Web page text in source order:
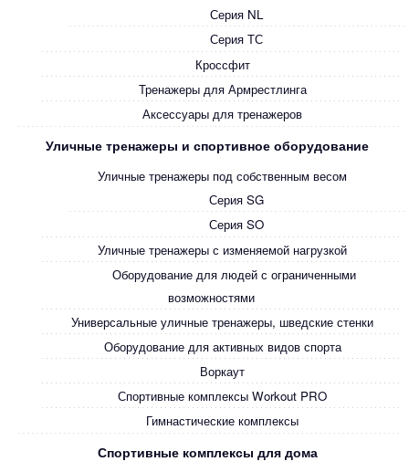
Серия NL
Серия ТС
Кроссфит
Тренажеры для Армрестлинга
Аксессуары для тренажеров
Уличные тренажеры и спортивное оборудование
Уличные тренажеры под собственным весом
Серия SG
Серия SO
Уличные тренажеры с изменяемой нагрузкой
Оборудование для людей с ограниченными
возможностями
Универсальные уличные тренажеры, шведские стенки
Оборудование для активных видов спорта
Воркаут
Спортивные комплексы Workout PRO
Гимнастические комплексы
Спортивные комплексы для дома